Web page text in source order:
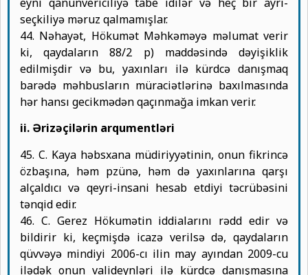
seçkiliyə məruz qalmamışlar.
44. Nəhayət, Hökumət Məhkəməyə məlumat verir
ki, qaydaların 88/2 p) maddəsində dəyişiklik
edilmişdir və bu, yaxınları ilə kürdcə danışmaq
barədə məhbusların müraciətlərinə baxılmasında
hər hansı gecikmədən qaçınmağa imkan verir.
ii. Ərizəçilərin arqumentləri
45. C. Kaya həbsxana müdiriyyətinin, onun fikrincə
özbaşına, həm pzünə, həm də yaxınlarına qarşı
alçaldıcı və qeyri-insani hesab etdiyi təcrübəsini
tənqid edir.
46. C. Gerez Hökumətin iddialarını rədd edir və
bildirir ki, keçmişdə icazə verilsə də, qaydaların
qüvvəyə mindiyi 2006-cı ilin may ayından 2009-cu
ilədək onun valideynləri ilə kürdcə danışmasına